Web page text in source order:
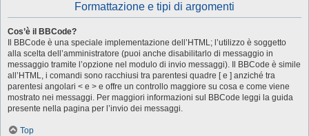
Formattazione e tipi di argomenti
Cos’è il BBCode?
Il BBCode è una speciale implementazione dell’HTML; l’utilizzo è soggetto
alla scelta dell’amministratore (puoi anche disabilitarlo di messaggio in
messaggio tramite l’opzione nel modulo di invio messaggi). Il BBCode è simile
all’HTML, i comandi sono racchiusi tra parentesi quadre [ e ] anziché tra
parentesi angolari < e > e offre un controllo maggiore su cosa e come viene
mostrato nei messaggi. Per maggiori informazioni sul BBCode leggi la guida
presente nella pagina per l’invio dei messaggi.
Top